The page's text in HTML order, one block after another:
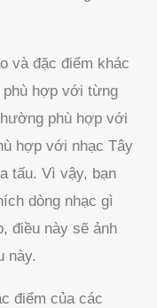
và đặc điểm khác
phù hợp với từng
phù hợp với
hợp với nhạc Tây
tấu. Vì vậy, bạn
dòng nhạc gì
điều này sẽ ảnh
này.
điểm của các